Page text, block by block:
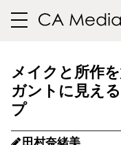
toggle
メイクと所作
ガントに見え
プ